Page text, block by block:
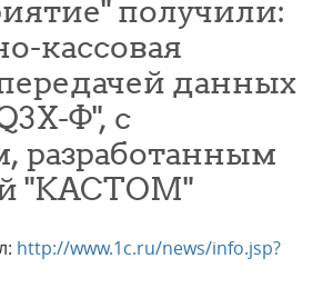
получили:
кассовая
данных
Ф", с
разработанным
"КАСТОМ"
http://www.1c.ru/news/info.jsp?